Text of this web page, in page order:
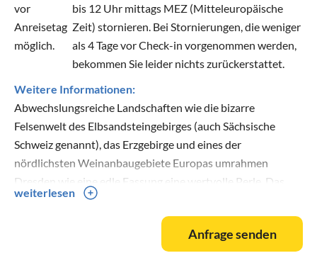
vor
Anreisetag
möglich.
bis 12 Uhr mittags MEZ (Mitteleuropäische
Zeit) stornieren. Bei Stornierungen, die weniger
als 4 Tage vor Check-in vorgenommen werden,
bekommen Sie leider nichts zurückerstattet.
Weitere Informationen:
Abwechslungsreiche Landschaften wie die bizarre
Felsenwelt des Elbsandsteingebirges (auch Sächsische
Schweiz genannt), das Erzgebirge und eines der
nördlichsten Weinanbaugebiete Europas umrahmen
Dresden wie eine edle Fassung eine wertvolle Perle. Das
breite Band der Elbe durchzieht die Stadt und lädt auf den
historischen Raddampfern zu einem Ausflug ein. Ein Besuch
Dresdens lohnt zu jeder Jahreszeit. Wohnen Sie in unserem
Apartment CANALETTO im Herzen Dresdens! Erleben Sie
weiterlesen
Anfrage senden